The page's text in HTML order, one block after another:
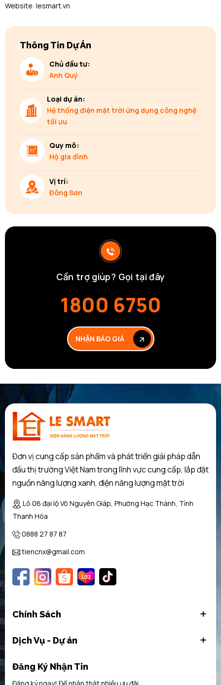
Website: lesmart.vn
Thông Tin Dự Án
Chủ đầu tư:
Anh Quý
Loại dự án:
Hệ thống điện mặt trời ứng dụng công nghệ
tối ưu
Quy mô:
Hộ gia đình
Vị trí:
Đông Sơn
Cần trợ giúp? Gọi tại đây
1800 6750
NHẬN BÁO GIÁ
Đơn vị cung cấp sản phẩm và phát triển giải pháp dẫn
đầu thị trường Việt Nam trong lĩnh vực cung cấp, lắp đặt
nguồn năng lượng xanh, điện năng lượng mặt trời
Lô 06 đại lộ Võ Nguyên Giáp, Phường Hạc Thành, Tỉnh
Thanh Hóa
0888 27 87 87
tiencnx@gmail.com
Chính Sách
Dịch Vụ - Dự án
Đăng Ký Nhận Tin